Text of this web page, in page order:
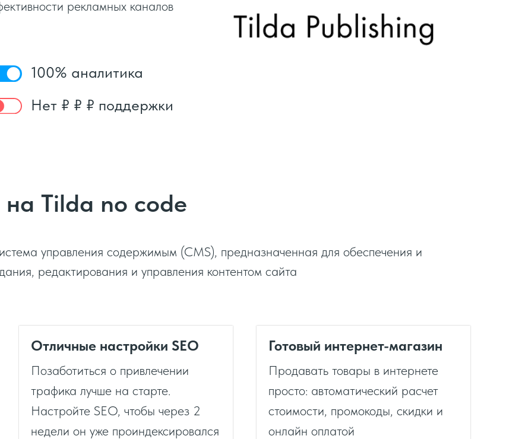
рекламных каналов
100% аналитика
Нет ₽ ₽ ₽ поддержки
Tilda no code
управления содержимым (CMS), предназначенная для обеспечения и
редактирования и управления контентом сайта
Отличные настройки SEO
Позаботиться о привлечении
трафика лучше на старте.
Настройте SEO, чтобы через 2
недели он уже проиндексировался
Готовый интернет-магазин
Продавать товары в интернете
просто: автоматический расчет
стоимости, промокоды, скидки и
онлайн оплатой